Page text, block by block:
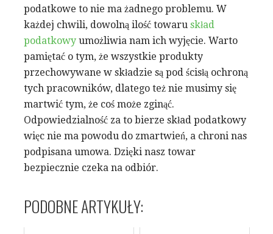
podatkowe to nie ma żadnego problemu. W
każdej chwili, dowolną ilość towaru skład
podatkowy umożliwia nam ich wyjęcie. Warto
pamiętać o tym, że wszystkie produkty
przechowywane w składzie są pod ścisłą ochroną
tych pracowników, dlatego też nie musimy się
martwić tym, że coś może zginąć.
Odpowiedzialność za to bierze skład podatkowy
więc nie ma powodu do zmartwień, a chroni nas
podpisana umowa. Dzięki nasz towar
bezpiecznie czeka na odbiór.
PODOBNE ARTYKUŁY: